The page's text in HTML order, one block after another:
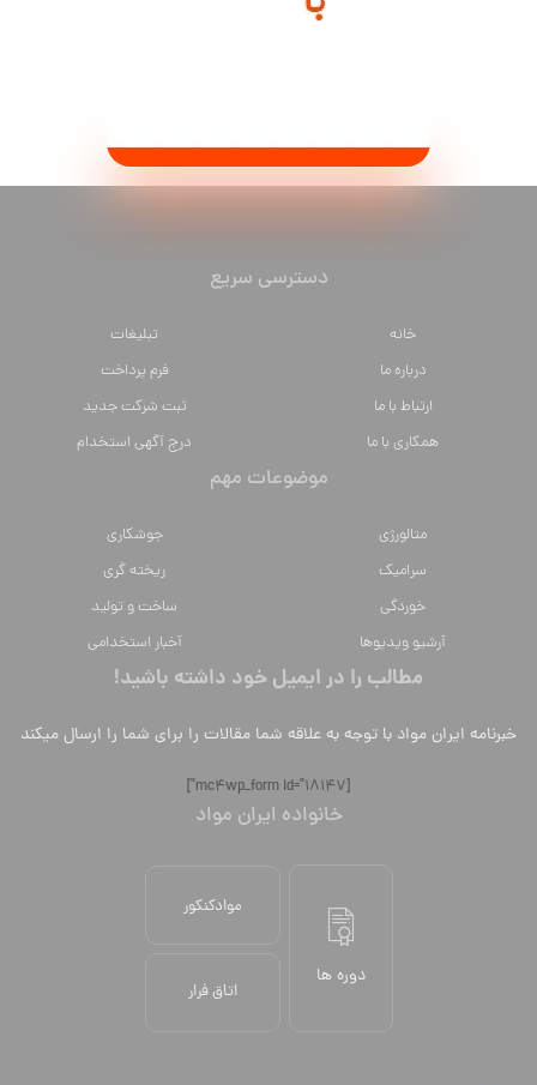
دسترسی سریع
خانه
تبلیغات
درباره ما
فرم پرداخت
ارتباط با ما
ثبت شرکت جدید
همکاری با ما
درج آگهی استخدام
موضوعات مهم
متالورژي
جوشکاری
سراميك
ریخته گری
خوردگی
ساخت و تولید
آرشیو ویدیوها
آخبار استخدامی
مطالب را در ایمیل خود داشته باشید!
خبرنامه ایران مواد با توجه به علاقه شما مقالات را برای شما را ارسال میکند
[mc4wp_form id="18147"]
خانواده ایران مواد
دوره ها
موادکنکور
اتاق فرار